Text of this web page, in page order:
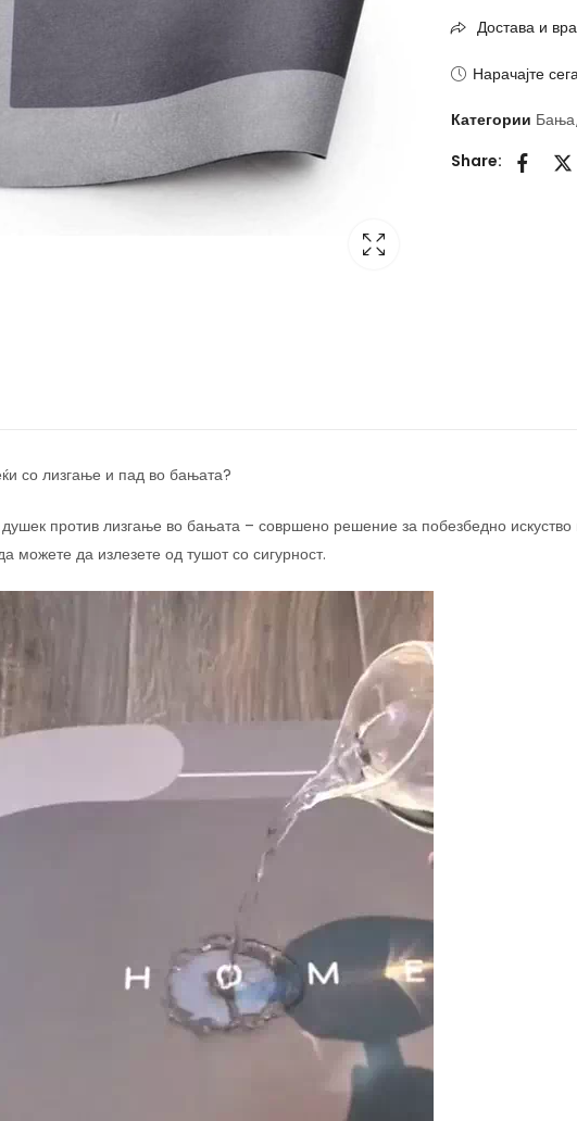
Достава и
Нарачајте
Категории Бања
Share:
со лизгање и пад во бањата?
против лизгање во бањата – совршено решение за побезбедно
можете да излезете од тушот со сигурност.